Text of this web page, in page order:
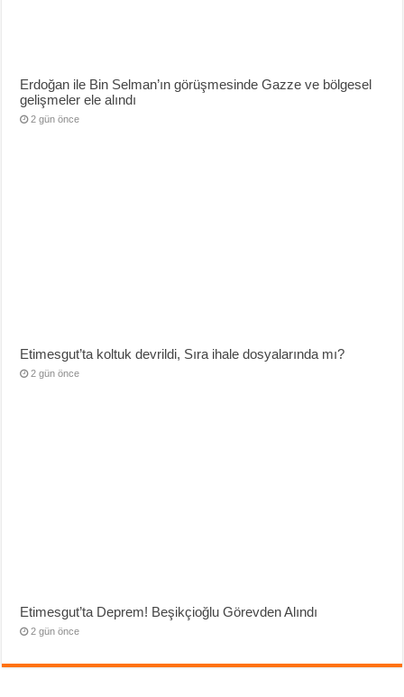
Erdoğan ile Bin Selman’ın görüşmesinde Gazze ve bölgesel
gelişmeler ele alındı
2 gün önce
Etimesgut’ta koltuk devrildi, Sıra ihale dosyalarında mı?
2 gün önce
Etimesgut’ta Deprem! Beşikçioğlu Görevden Alındı
2 gün önce